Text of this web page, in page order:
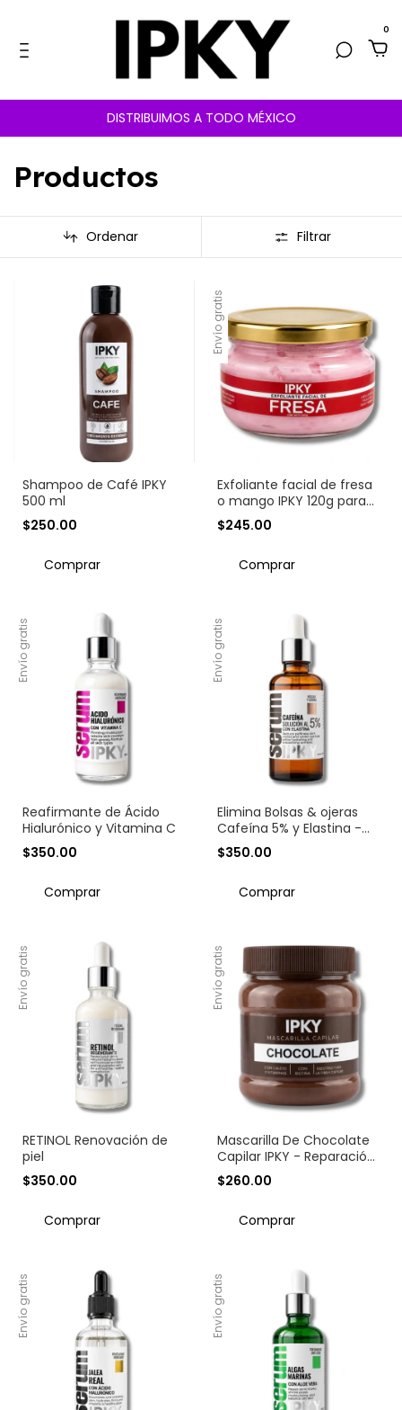
0
DISTRIBUIMOS A TODO MÉXICO
Productos
Ordenar Filtrar
Shampoo de Café IPKY
500 ml
$250.00
Envío gratis
Exfoliante facial de fresa
o mango IPKY 120g para
piel mixta y sensible
$245.00
Comprar
Envío gratis
Reafirmante de Ácido
Hialurónico y Vitamina C
$350.00
Envío gratis
Elimina Bolsas & ojeras
Cafeína 5% y Elastina -
50 ml
$350.00
Envío gratis
RETINOL Renovación de
piel
$350.00
Envío gratis
Mascarilla De Chocolate
Capilar IPKY - Reparación
Y Brillo
$260.00
Envío gratis Envío gratis